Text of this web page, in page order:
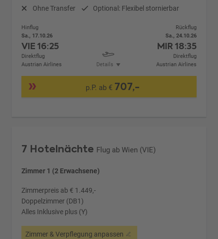
Ohne Transfer Optional: Flexibel stornierbar
Hinflug
Sa., 17.10.26
VIE16:25
Direktflug
Austrian Airlines
Details
Rückflug
Sa., 24.10.26
MIR 18:35
Direktflug
Austrian Airlines
p.P. ab € 707,-
7 Hotelnächte Flug ab Wien (VIE)
Zimmer 1 (2 Erwachsene)
Zimmerpreis ab € 1.449,-
Doppelzimmer (DB1)
Alles Inklusive plus (Y)
Zimmer & Verpflegung anpassen